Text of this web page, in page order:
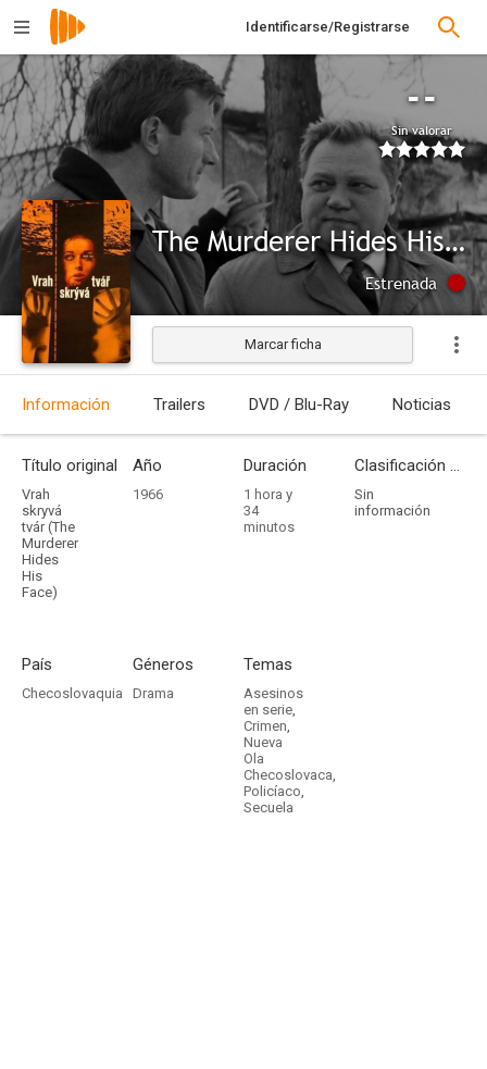
Identificarse/Registrarse
--
Sin valorar
The Murderer Hides His Face
Estrenada
Marcar ficha
Información Trailers DVD / Blu-Ray Noticias
Título original
Vrah
skryvá
tvár (The
Murderer
Hides
His
Face)
Año
1966
Duración
1 hora y
34
minutos
Clasificación por edades
Sin
información
País
Checoslovaquia
Géneros
Drama
Temas
Asesinos
en serie,
Crimen,
Nueva
Ola
Checoslovaca,
Policíaco,
Secuela